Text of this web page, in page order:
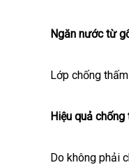
Ngăn nước từ
Lớp chống
Hiệu quả
Do không phải